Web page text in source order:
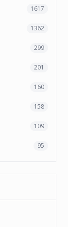
1617
1362
299
201
160
158
109
95